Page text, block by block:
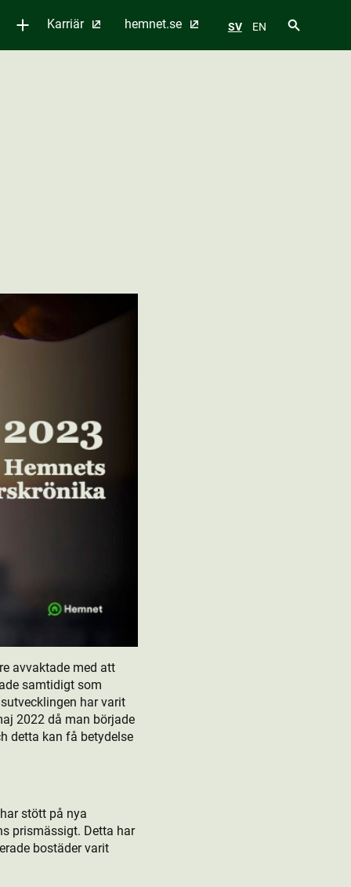
Karriär hemnet.se SV EN
avvaktade med att
samtidigt som
har varit
2022 då man började
detta kan få betydelse
stött på nya
prismässigt. Detta har
bostäder varit